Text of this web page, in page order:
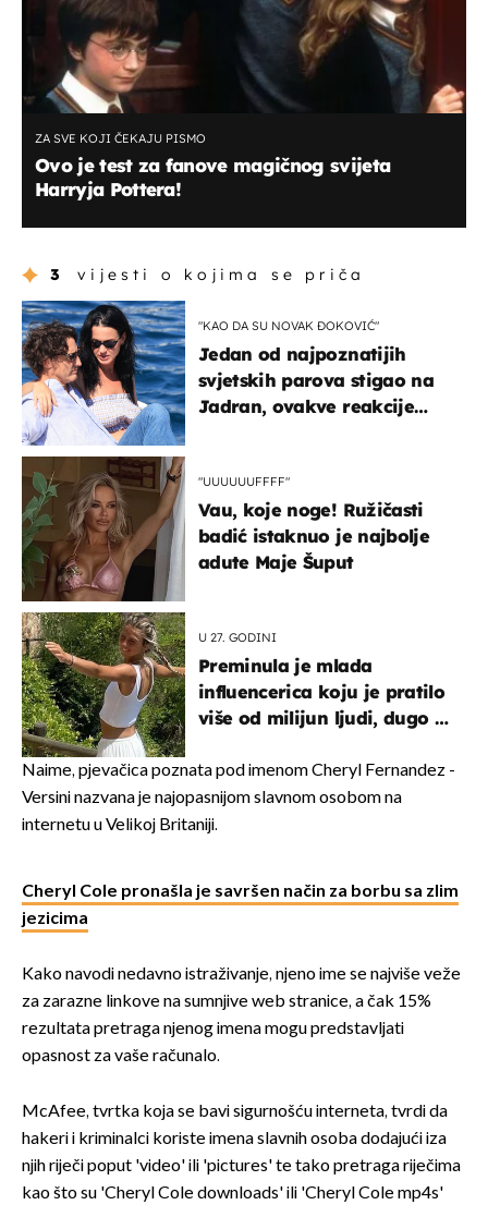
ZA SVE KOJI ČEKAJU PISMO
Ovo je test za fanove magičnog svijeta
Harryja Pottera!
3 vijesti o kojima se priča
"KAO DA SU NOVAK ĐOKOVIĆ"
Jedan od najpoznatijih
svjetskih parova stigao na
Jadran, ovakve reakcije
"UUUUUUFFFF"
Vau, koje noge! Ružičasti
badić istaknuo je najbolje
adute Maje Šuput
U 27. GODINI
Preminula je mlada
influencerica koju je pratilo
više od milijun ljudi, dugo se
Naime, pjevačica poznata pod imenom Cheryl Fernandez -
Versini nazvana je najopasnijom slavnom osobom na
internetu u Velikoj Britaniji.
Cheryl Cole pronašla je savršen način za borbu sa zlim
jezicima
Kako navodi nedavno istraživanje, njeno ime se najviše veže
za zarazne linkove na sumnjive web stranice, a čak 15%
rezultata pretraga njenog imena mogu predstavljati
opasnost za vaše računalo.
McAfee, tvrtka koja se bavi sigurnošću interneta, tvrdi da
hakeri i kriminalci koriste imena slavnih osoba dodajući iza
njih riječi poput 'video' ili 'pictures' te tako pretraga riječima
kao što su 'Cheryl Cole downloads' ili 'Cheryl Cole mp4s'